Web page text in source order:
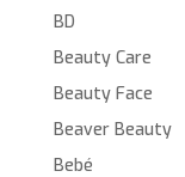
BD
Beauty Care
Beauty Face
Beaver Beauty
Bebé